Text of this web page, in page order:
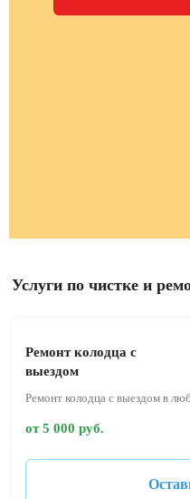
Услуги по чистке и
Ремонт колодца с
выездом
Ремонт колодца с выездом в
от 5 000 руб.